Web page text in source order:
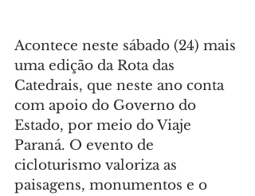
Acontece neste sábado (24) mais
uma edição da Rota das
Catedrais, que neste ano conta
com apoio do Governo do
Estado, por meio do Viaje
Paraná. O evento de
cicloturismo valoriza as
paisagens, monumentos e o